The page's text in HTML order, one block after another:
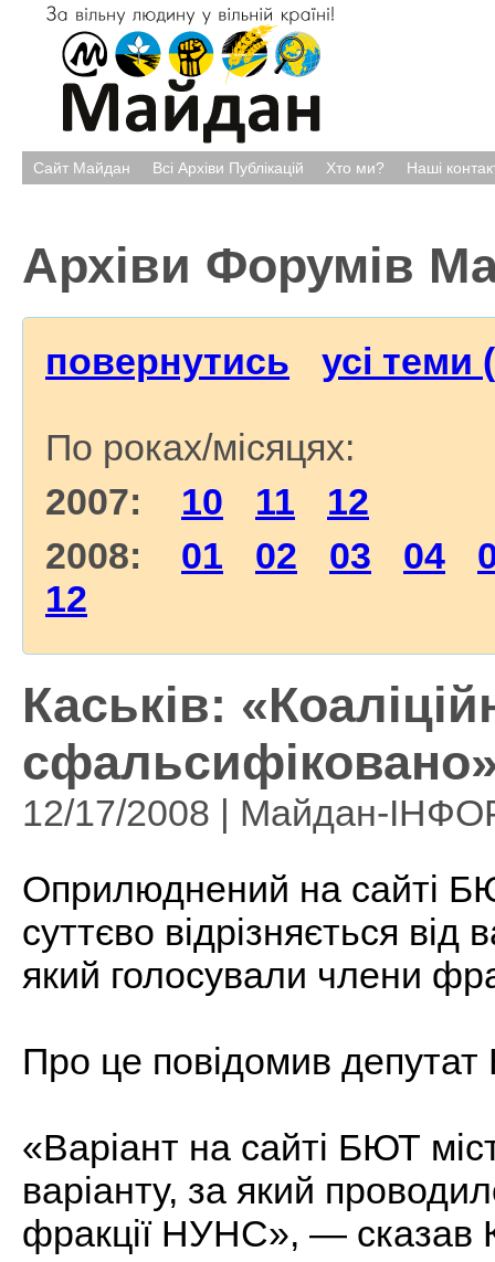
Сайт Майдан Всі Архіви Публікацій Хто ми? Наші
Архіви Форумів
повернутись усі теми
По роках/місяцях:
2007: 10 11
12
2008: 01 02 03 04
12
Каськів:
12/17/2008 | Майдан-
Оприлюднений на сайті
суттєво відрізняється від
який голосували члени
Про це повідомив депутат
«Варіант на сайті БЮТ
варіанту, за який
фракції НУНС», — сказав